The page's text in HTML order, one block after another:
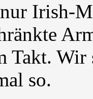
Irish-
Takt.
so.